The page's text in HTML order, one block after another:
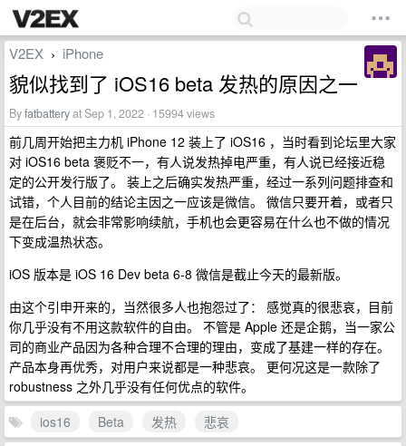
V2EX › iPhone
貌似找到了 iOS16 beta 发热的原因之一
Byfatbatteryat Sep 1, 2022 · 15994 views
前几周开始把主力机 iPhone 12 装上了 iOS16 ，当时看到论坛里大家
对 iOS16 beta 褒贬不一，有人说发热掉电严重，有人说已经接近稳
定的公开发行版了。 装上之后确实发热严重，经过一系列问题排查和
试错，个人目前的结论主因之一应该是微信。 微信只要开着，或者只
是在后台，就会非常影响续航，手机也会更容易在什么也不做的情况
下变成温热状态。
iOS 版本是 iOS 16 Dev beta 6-8 微信是截止今天的最新版。
由这个引申开来的，当然很多人也抱怨过了： 感觉真的很悲哀，目前
你几乎没有不用这款软件的自由。 不管是 Apple 还是企鹅，当一家公
司的商业产品因为各种合理不合理的理由，变成了基建一样的存在。
产品本身再优秀，对用户来说都是一种悲哀。 更何况这是一款除了
robustness 之外几乎没有任何优点的软件。
ios16
Beta 发热
悲哀